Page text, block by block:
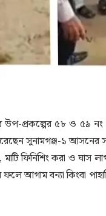
প্রকল্পের ৫৮ ও ৫৯ নং
সুনামগঞ্জ-১ আসনের
মাটি ফিনিশিং করা ও
ফলে আগাম বন্যা কিংবা